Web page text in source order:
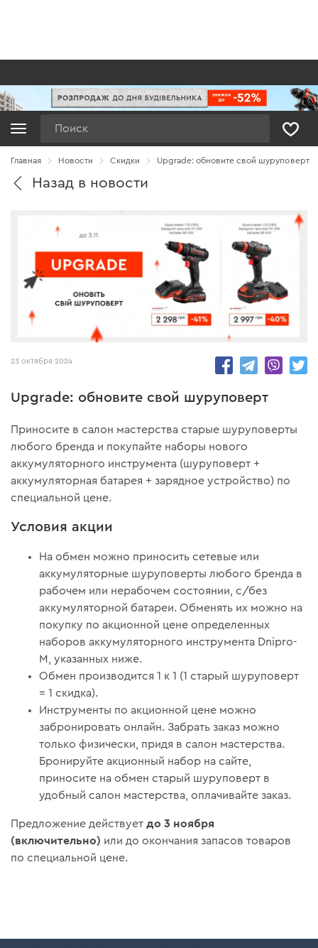
Главная Новости Cкидки Upgrade: обновите свой шуруповерт
Назад в новости
23 октября 2024
Upgrade: обновите свой шуруповерт
Приносите в салон мастерства старые шуруповерты
любого бренда и покупайте наборы нового
аккумуляторного инструмента (шуруповерт +
аккумуляторная батарея + зарядное устройство) по
специальной цене.
Условия акции
На обмен можно приносить сетевые или
аккумуляторные шуруповерты любого бренда в
рабочем или нерабочем состоянии, с/без
аккумуляторной батареи. Обменять их можно на
покупку по акционной цене определенных
наборов аккумуляторного инструмента Dnipro-
M, указанных ниже.
Обмен производится 1 к 1 (1 старый шуруповерт
= 1 скидка).
Инструменты по акционной цене можно
забронировать онлайн. Забрать заказ можно
только физически, придя в салон мастерства.
Бронируйте акционный набор на сайте,
приносите на обмен старый шуруповерт в
удобный салон мастерства, оплачивайте заказ.
Предложение действуетдо 3 ноября
(включительно) или до окончания запасов товаров
по специальной цене.